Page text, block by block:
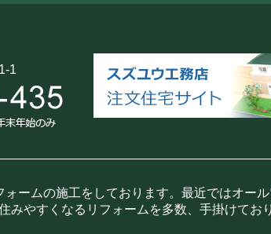
1
ームの施工をしております。最近ではオー
やすくなるリフォームを多数、手掛けてお